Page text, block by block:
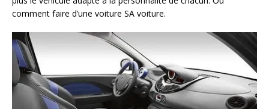
comment faire d’une voiture SA voiture.